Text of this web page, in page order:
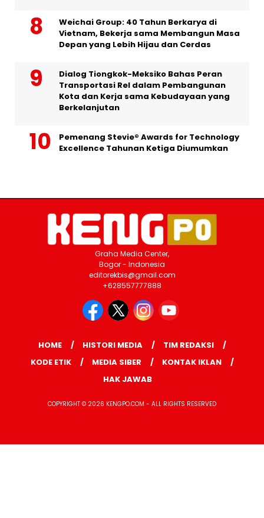
Weichai Group: 40 Tahun Berkarya di
Vietnam, Bekerja sama Membangun Masa
Depan yang Lebih Hijau dan Cerdas
Dialog Tiongkok-Meksiko Bahas Peran
Transportasi Rel dalam Pembangunan
Kota dan Kerja sama Kebudayaan yang
Berkelanjutan
Pemenang Stevie® Awards for Technology
Excellence Tahunan Ketiga Diumumkan
Graha Media Center,
Bogor - Indonesia
editorekbis@gmail.com
+628557777888
HOME HISTORI MEDIA
TIM REDAKSI
KODE ETIK
MEDIA SIBER
KONTAK IKLAN
HAK JAWAB
COPYRIGHT © 2026 KENGPO.COM - ALL RIGHTS RESERVED